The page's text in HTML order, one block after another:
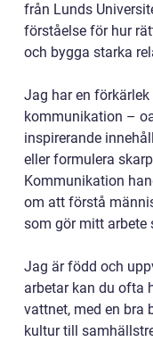
från Lunds
förståelse för hur
och bygga starka
Jag har en
kommunikation –
inspirerande
eller formulera
Kommunikation
om att förstå
som gör mitt arbete
Jag är född och
arbetar kan du ofta
vattnet, med en bra
kultur till